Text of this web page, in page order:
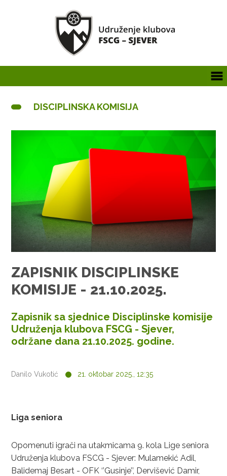
DISCIPLINSKA KOMISIJA
ZAPISNIK DISCIPLINSKE
KOMISIJE - 21.10.2025.
Zapisnik sa sjednice Disciplinske komisije
Udruženja klubova FSCG - Sjever,
održane dana 21.10.2025. godine.
Danilo Vukotić 21. oktobar 2025., 12:35
Liga seniora
Opomenuti igrači na utakmicama 9. kola Lige seniora
Udruženja klubova FSCG - Sjever: Mulamekić Adil,
Balidemaj Besart - OFK ‘’Gusinje’’, Dervišević Damir,